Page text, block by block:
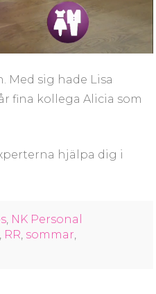
Med sig hade Lisa
fina kollega Alicia som
hjälpa dig i
, NK Personal
RR sommar